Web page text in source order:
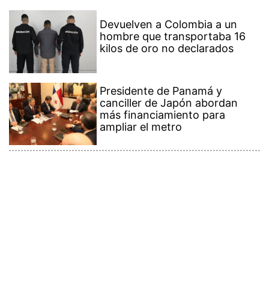
Devuelven a Colombia a un
hombre que transportaba 16
kilos de oro no declarados
Presidente de Panamá y
canciller de Japón abordan
más financiamiento para
ampliar el metro